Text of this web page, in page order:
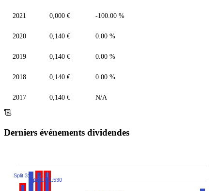
2021 0,000 € -100.00 %
2020 0,140 € 0.00 %
2019 0,140 € 0.00 %
2018 0,140 € 0.00 %
2017 0,140 € N/A
Derniers événements dividendes
Split 3:2
Split 1:2
Split 751:530